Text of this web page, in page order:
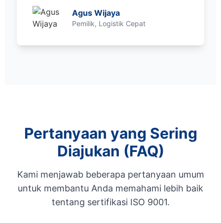
Agus Wijaya
Pemilik, Logistik Cepat
Pertanyaan yang Sering
Diajukan (FAQ)
Kami menjawab beberapa pertanyaan umum
untuk membantu Anda memahami lebih baik
tentang sertifikasi ISO 9001.